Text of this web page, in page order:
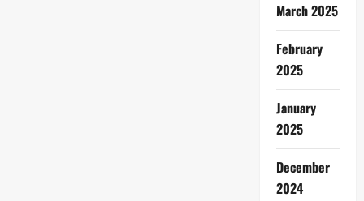
March 2025
February
2025
January
2025
December
2024